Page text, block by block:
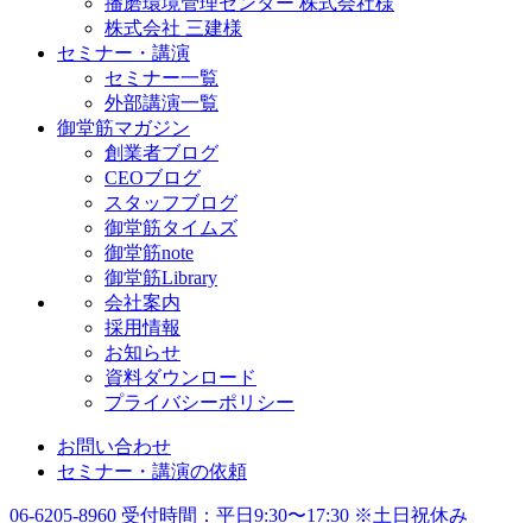
株式会社 三建様
セミナー・講演
セミナー一覧
外部講演一覧
御堂筋マガジン
創業者ブログ
CEOブログ
スタッフブログ
御堂筋タイムズ
御堂筋note
御堂筋Library
会社案内
採用情報
お知らせ
資料ダウンロード
プライバシーポリシー
お問い合わせ
セミナー・講演の依頼
06-6205-8960 受付時間：平日9:30〜17:30 ※土日祝休み